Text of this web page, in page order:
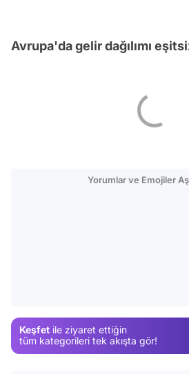
Avrupa'da gelir dağılımı
Yorumlar ve Emojiler
Keşfet ile ziyaret ettiğin
tüm kategorileri tek akışta gör!